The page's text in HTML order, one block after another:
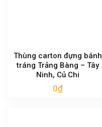
Thùng carton đựng bánh
tráng Trảng Bàng – Tây
Ninh, Củ Chi
0₫